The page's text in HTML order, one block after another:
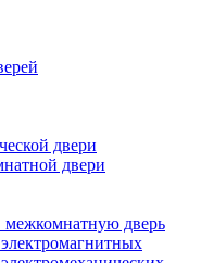
двери
двери
межкомнатную дверь